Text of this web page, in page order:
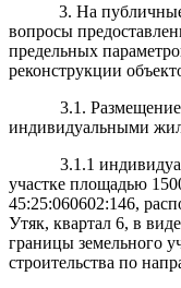
3. На
вопросы
предельных
реконструкции
3.1.
индивидуальными
3.1.1
участке площадью
45:25:060602:146,
Утяк, квартал 6, в
границы земельного
строительства по